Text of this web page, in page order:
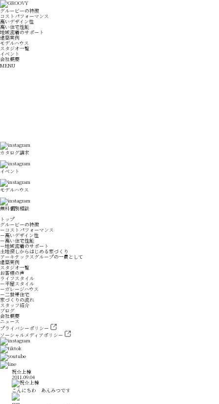
グルービーの特徴
コストパフォーマンス
高いデザイン性
高い住宅性能
地域密着のサポート
建築実例
モデルハウス
スタジオ一覧
イベント
会社概要
MENU
カタログ請求
イベント
モデルハウス
無料個別相談
トップ
グルービーの特徴
－コストパフォーマンス
－高いデザイン性
－高い住宅性能
－地域密着のサポート
土地探しからはじめる家づくり
アーキテックスグループの一員として
建築実例
スタジオ一覧
お客様の声
ライフスタイル
－平屋スタイル
－ガレージハウス
－二世帯住宅
家づくりの流れ
スタッフ紹介
ブログ
会社概要
ニュース
プライバシーポリシー
ソーシャルメディアポリシー
祝☆上棟
2011.09.04
こんにちわ あんみつです